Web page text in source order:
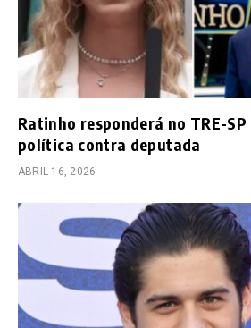
Ratinho responderá no TRE-
política contra deputada
ABRIL 16, 2026